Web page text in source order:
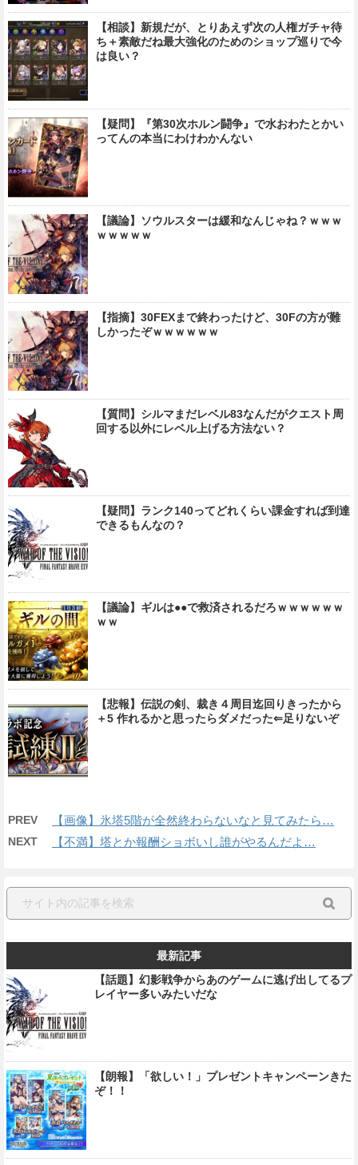
【相談】新規だが、とりあえず次の人権ガチャ待
ち＋素敵だね最大強化のためのショップ巡りで今
は良い？
【疑問】『第30次ホルン闘争』で水おわたとかい
ってんの本当にわけわかんない
【議論】ソウルスターは緩和なんじゃね？ｗｗｗ
ｗｗｗｗｗ
【指摘】30FEXまで終わったけど、30Fの方が難
しかったぞｗｗｗｗｗｗ
【質問】シルマまだレベル83なんだがクエスト周
回する以外にレベル上げる方法ない？
【疑問】ランク140ってどれくらい課金すれば到達
できるもんなの？
【議論】ギルは●●で救済されるだろｗｗｗｗｗｗ
ｗｗ
【悲報】伝説の剣、裁き４周目迄回りきったから
＋5 作れるかと思ったらダメだった⇐足りないぞ
PREV 【画像】氷塔5階が全然終わらないなと見てみたら…
NEXT 【不満】塔とか報酬ショボいし誰がやるんだよ…
最新記事
【話題】幻影戦争からあのゲームに逃げ出してるプ
レイヤー多いみたいだな
【朗報】「欲しい！」プレゼントキャンペーンきた
ぞ！！